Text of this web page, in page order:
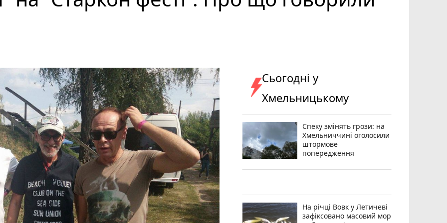
Сьогодні у
Хмельницькому
Спеку змінять грози: на
Хмельниччині оголосили
штормове
попередження
На річці Вовк у Летичеві
зафіксовано масовий мор